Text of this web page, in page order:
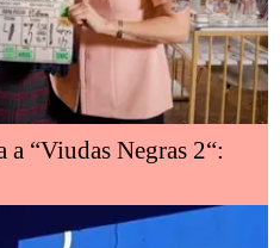
“Viudas Negras 2“: